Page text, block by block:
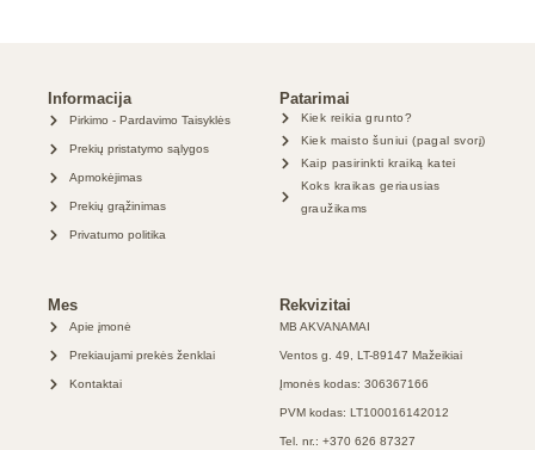
Informacija
Pirkimo - Pardavimo Taisyklės
Prekių pristatymo sąlygos
Apmokėjimas
Prekių grąžinimas
Privatumo politika
Patarimai
Kiek reikia grunto?
Kiek maisto šuniui (pagal svorį)
Kaip pasirinkti kraiką katei
Koks kraikas geriausias
graužikams
Mes
Apie įmonė
Prekiaujami prekės ženklai
Kontaktai
Rekvizitai
MB AKVANAMAI
Ventos g. 49, LT-89147 Mažeikiai
Įmonės kodas: 306367166
PVM kodas: LT100016142012
Tel. nr.: +370 626 87327